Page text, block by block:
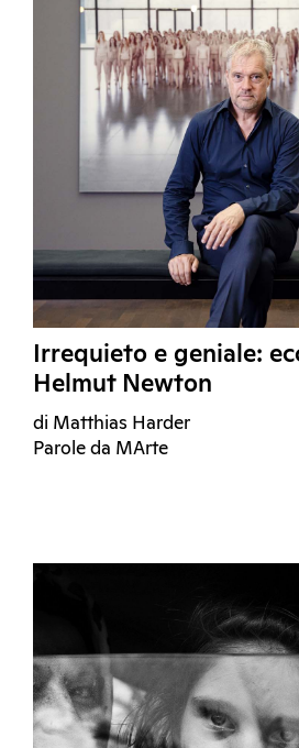
Irrequieto e geniale:
Helmut Newton
di Matthias Harder
Parole da MArte